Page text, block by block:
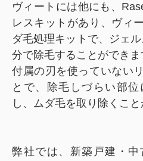
ヴィートには他にも、
レスキットがあり、ヴィ
ダ毛処理キットで、ジェ
分で除毛することができま
付属の刃を使っていない
とで、除毛しづらい部
し、ムダ毛を取り除くこと
弊社では、新築戸建・中